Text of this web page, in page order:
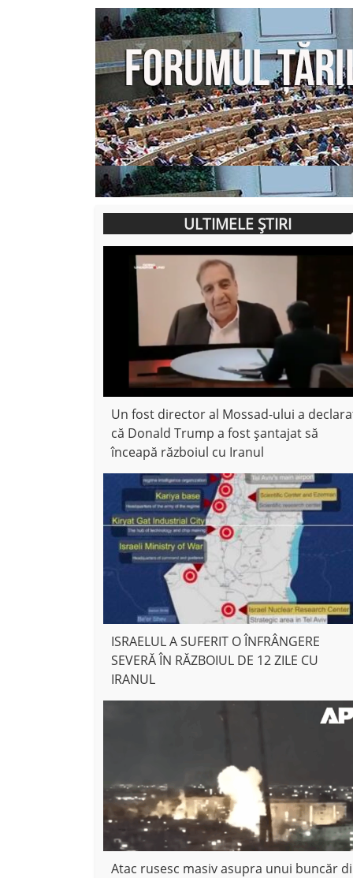
ULTIMELE ȘTIRI
Un fost director al Mossad-ului a
că Donald Trump a fost șantajat să
înceapă războiul cu Iranul
ISRAELUL A SUFERIT O ÎNFRÂNGERE
SEVERĂ ÎN RĂZBOIUL DE 12 ZILE CU
IRANUL
Atac rusesc masiv asupra unui buncăr